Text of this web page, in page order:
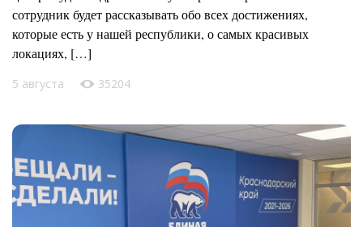
сотрудник будет рассказывать обо всех достижениях,
которые есть у нашей республики, о самых красивых
локациях, […]
5 августа 35204